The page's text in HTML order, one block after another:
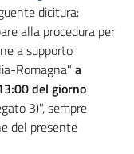
dicitura:
alla procedura per
a supporto
Romagna" a
del giorno
3)", sempre
del presente